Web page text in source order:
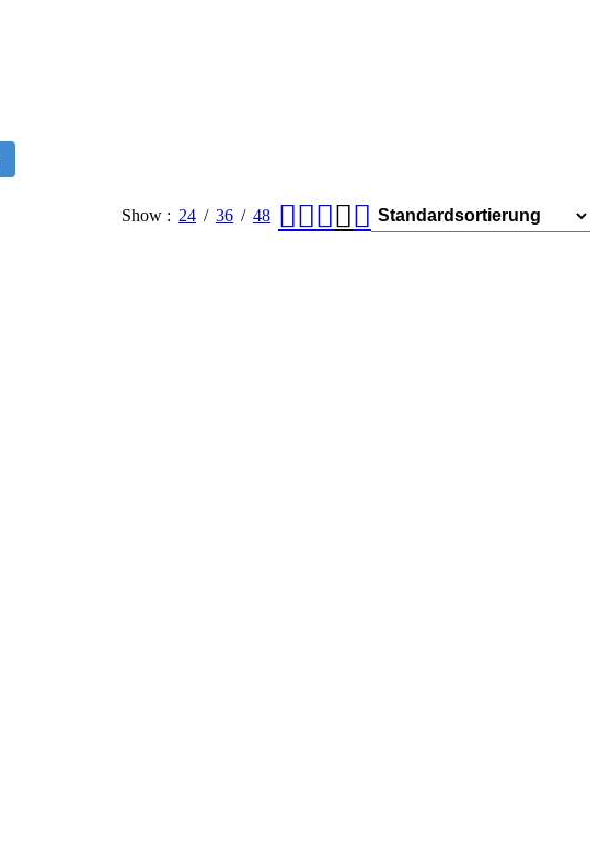
Show 24 36 48